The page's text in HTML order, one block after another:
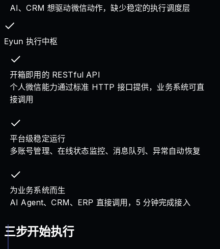
AI、CRM 想驱动微信动作，缺少稳定的执行调度层
Eyun 执行中枢
开箱即用的 RESTful API
个人微信能力通过标准 HTTP 接口提供，业务系统可直
接调用
平台级稳定运行
多账号管理、在线状态监控、消息队列、异常自动恢复
为业务系统而生
AI Agent、CRM、ERP 直接调用，5 分钟完成接入
三步开始执行